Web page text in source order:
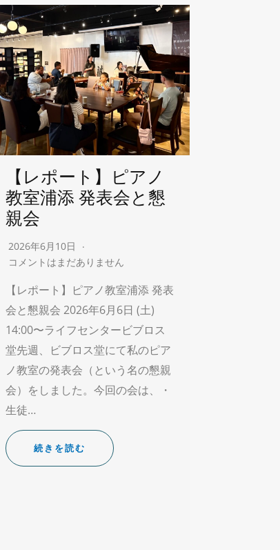
【レポート】ピアノ
教室浦添 発表会と懇
親会
2026年6月10日
コメントはまだありません
【レポート】ピアノ教室浦添 発表
会と懇親会 2026年6月6日 (土)
14:00〜ライフセンタービブロス
堂先週、ビブロス堂にて私のピア
ノ教室の発表会（という名の懇親
会）をしました。今回の会は、・
生徒…
続きを読む